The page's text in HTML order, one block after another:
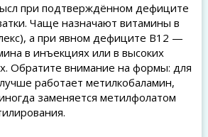
при подтверждённом дефиците
Чаще назначают витамины в
а при явном дефиците B12 —
в инъекциях или в высоких
Обратите внимание на формы: для
работает метилкобаламин,
заменяется метилфолатом